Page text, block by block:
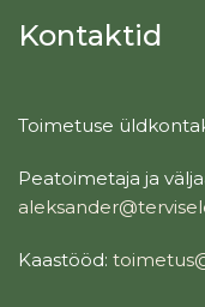
Kontaktid
Toimetuse
Peatoimetaja ja
Kaastööd: